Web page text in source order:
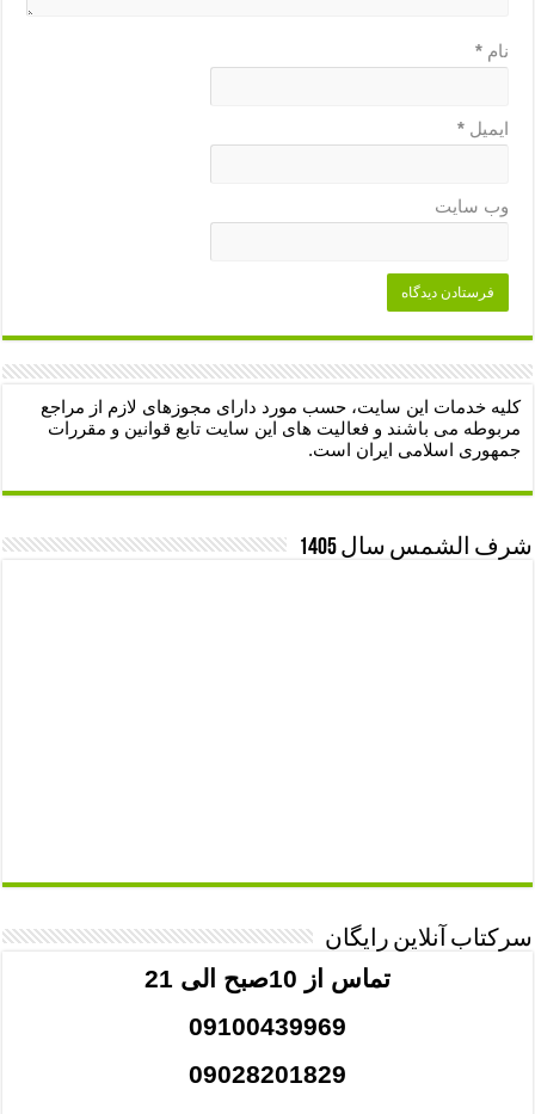
نام*
ایمیل*
وب‌ سایت
کلیه خدمات این سایت، حسب مورد دارای مجوزهای لازم از مراجع
مربوطه می باشند و فعالیت های این سایت تابع قوانین و مقررات
جمهوری اسلامی ایران است.
شرف الشمس سال 1405
سرکتاب آنلاین رایگان
تماس از 10صبح الی 21
09100439969
09028201829